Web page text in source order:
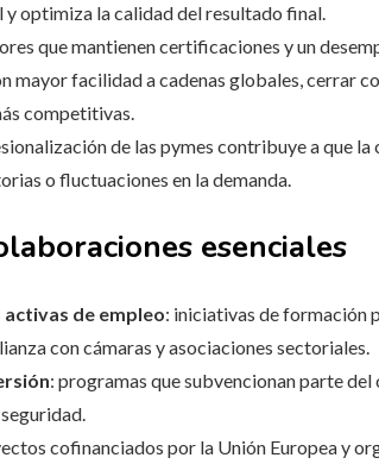
y optimiza la calidad del resultado final.
que mantienen certificaciones y un
mayor facilidad a cadenas globales, cerrar
competitivas.
de las pymes contribuye a que la
o fluctuaciones en la demanda.
esenciales
de empleo: iniciativas de formación
con cámaras y asociaciones sectoriales.
: programas que subvencionan parte
cofinanciados por la Unión Europea y